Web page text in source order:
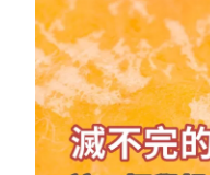
商品介紹
全部商品
限時特賣